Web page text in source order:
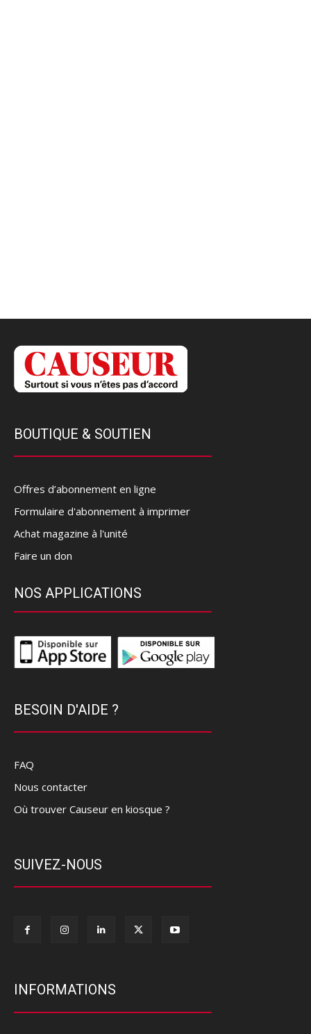
BOUTIQUE & SOUTIEN
Offres d’abonnement en ligne
Formulaire d'abonnement à imprimer
Achat magazine à l'unité
Faire un don
NOS APPLICATIONS
BESOIN D'AIDE ?
FAQ
Nous contacter
Où trouver Causeur en kiosque ?
SUIVEZ-NOUS
INFORMATIONS